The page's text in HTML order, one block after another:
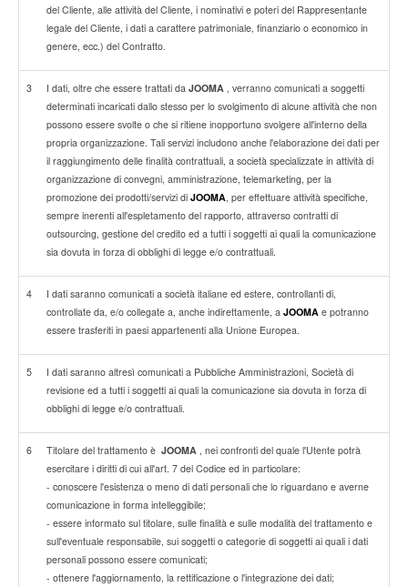
del Cliente, alle attività del Cliente, i nominativi e poteri del Rappresentante
legale del Cliente, i dati a carattere patrimoniale, finanziario o economico in
genere, ecc.) del Contratto.
3 I dati, oltre che essere trattati da JOOMA , verranno comunicati a soggetti
determinati incaricati dallo stesso per lo svolgimento di alcune attività che non
possono essere svolte o che si ritiene inopportuno svolgere all'interno della
propria organizzazione. Tali servizi includono anche l'elaborazione dei dati per
il raggiungimento delle finalità contrattuali, a società specializzate in attività di
organizzazione di convegni, amministrazione, telemarketing, per la
promozione dei prodotti/servizi di JOOMA , per effettuare attività specifiche,
sempre inerenti all'espletamento del rapporto, attraverso contratti di
outsourcing, gestione del credito ed a tutti i soggetti ai quali la comunicazione
sia dovuta in forza di obblighi di legge e/o contrattuali.
4
I dati saranno comunicati a società italiane ed estere, controllanti di,
controllate da, e/o collegate a, anche indirettamente, a JOOMA e potranno
essere trasferiti in paesi appartenenti alla Unione Europea.
5
I dati saranno altresì comunicati a Pubbliche Amministrazioni, Società di
revisione ed a tutti i soggetti ai quali la comunicazione sia dovuta in forza di
obblighi di legge e/o contrattuali.
6 Titolare del trattamento è JOOMA , nei confronti del quale l'Utente potrà
esercitare i diritti di cui all'art. 7 del Codice ed in particolare:
- conoscere l'esistenza o meno di dati personali che lo riguardano e averne
comunicazione in forma intelleggibile;
- essere informato sul titolare, sulle finalità e sulle modalità del trattamento e
sull'eventuale responsabile, sui soggetti o categorie di soggetti ai quali i dati
personali possono essere comunicati;
- ottenere l'aggiornamento, la rettificazione o l'integrazione dei dati;